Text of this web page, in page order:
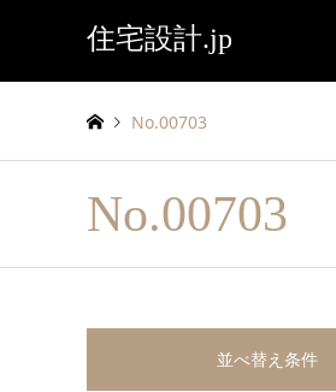
住宅設計.jp
No.00703
No.00703
並べ替え条件